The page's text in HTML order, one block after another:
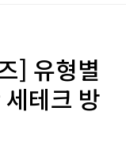
] 유형별
테크 방